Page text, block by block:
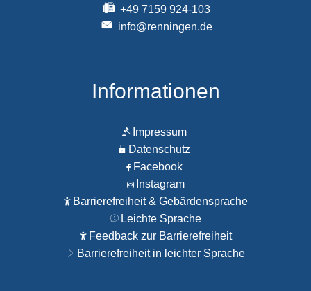
+49 7159 924-103
info@renningen.de
Informationen
Impressum
Datenschutz
Facebook
Instagram
Barrierefreiheit & Gebärdensprache
Leichte Sprache
Feedback zur Barrierefreiheit
Barrierefreiheit in leichter Sprache